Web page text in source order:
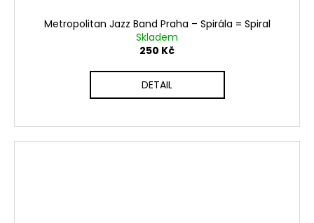
Metropolitan Jazz Band Praha – Spirála = Spiral
Skladem
250 Kč
DETAIL